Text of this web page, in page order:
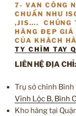
7- VAN CÔNG
CHUẨN NHƯ
,JIS…. CHÚNG
HÀNG ĐẸP
CỦA KHÁCH
TY CHÌM TAY
LIÊN HỆ ĐỊA CHỈ:
Trụ sở chính
Vĩnh Lộc B, Bình
Kho hàng tại